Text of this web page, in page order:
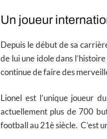
Un joueur
Depuis le début de sa
de lui une idole dans
continue de faire des
Lionel est l’unique joueur
actuellement plus de 700
football au 21è siècle. C’est